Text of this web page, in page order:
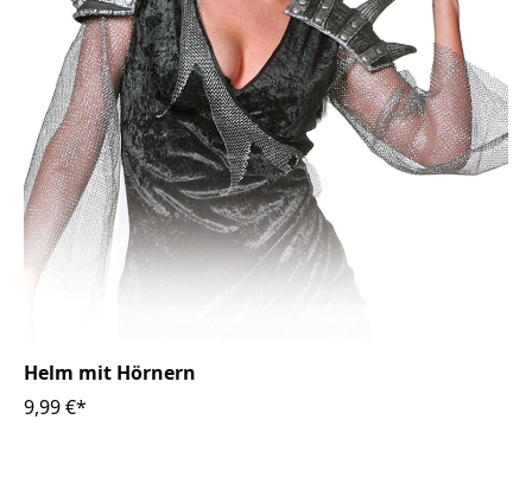
Helm mit Hörnern
9,99 €*